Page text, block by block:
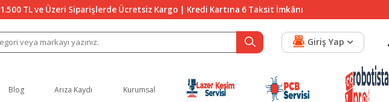
1.500 TL ve Üzeri Siparişlerde Ücretsiz Kargo | Kredi Kartına 6 Taksit İmkânı
Giriş Yap
Blog Arıza Kaydı Kurumsal